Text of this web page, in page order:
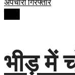
भीड़ में